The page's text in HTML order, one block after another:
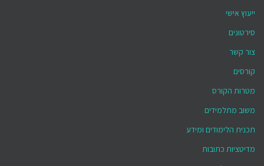
ייעוץ אישי
סירטונים
צור קשר
קורסים
מטרות הקורס
משוב מתלמידים
תכנית הלימודים ומידע
מדיטציות כתובות